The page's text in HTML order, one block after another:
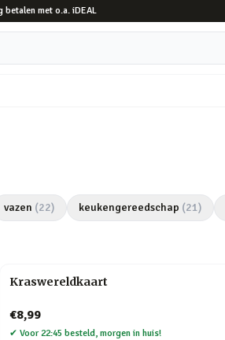
met o.a. iDEAL
vazen (22) keukengereedschap (21)
Kraswereldkaart
€8,99
✔ Voor 22:45 besteld, morgen in huis!